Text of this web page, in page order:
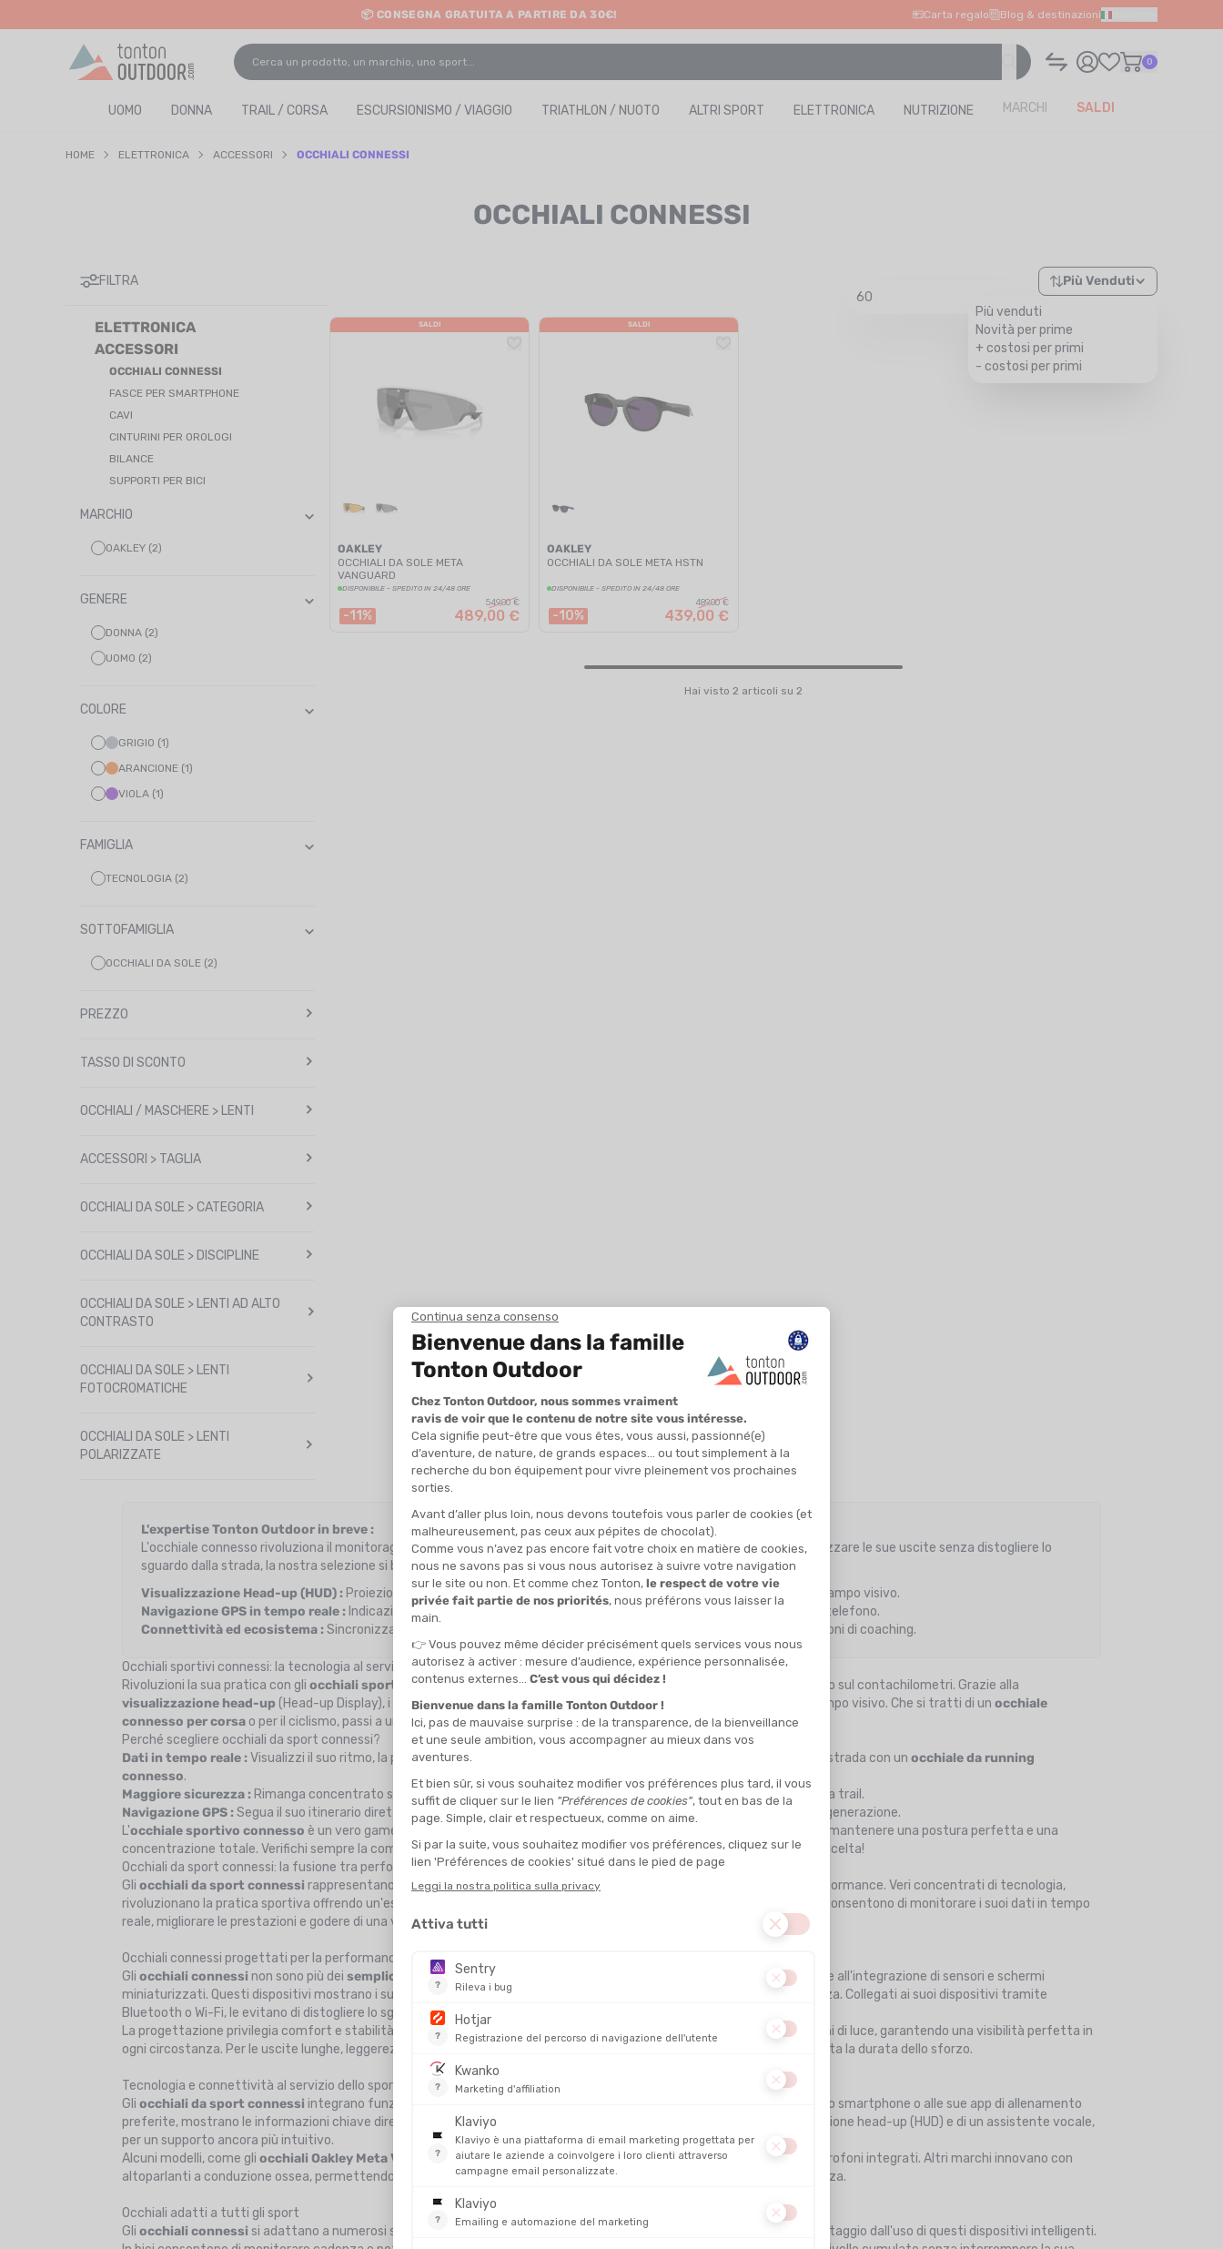
content
📦 CONSEGNA GRATUITA A PARTIRE DA 30€! Carta regalo Blog & destinazioni Italiano
0
UOMO DONNA TRAIL / CORSA ESCURSIONISMO / VIAGGIO TRIATHLON / NUOTO ALTRI SPORT ELETTRONICA NUTRIZIONE MARCHI SALDI
HOME ELETTRONICA ACCESSORI OCCHIALI CONNESSI
OCCHIALI CONNESSI
FILTRA
60
Più Venduti
Più venduti
Novità per prime
+ costosi per primi
- costosi per primi
ELETTRONICA
ACCESSORI
OCCHIALI CONNESSI
FASCE PER SMARTPHONE
CAVI
CINTURINI PER OROLOGI
BILANCE
SUPPORTI PER BICI
MARCHIO
OAKLEY (2)
GENERE
DONNA (2)
UOMO (2)
COLORE
GRIGIO (1)
ARANCIONE (1)
VIOLA (1)
FAMIGLIA
TECNOLOGIA (2)
SOTTOFAMIGLIA
OCCHIALI DA SOLE (2)
PREZZO
TASSO DI SCONTO
OCCHIALI / MASCHERE > LENTI
ACCESSORI > TAGLIA
OCCHIALI DA SOLE > CATEGORIA
OCCHIALI DA SOLE > DISCIPLINE
OCCHIALI DA SOLE > LENTI AD ALTO
CONTRASTO
OCCHIALI DA SOLE > LENTI
FOTOCROMATICHE
OCCHIALI DA SOLE > LENTI
POLARIZZATE
SALDI
OAKLEY
OCCHIALI DA SOLE META
VANGUARD
DISPONIBILE - SPEDITO IN 24/48 ORE
-11%
549,00 €
489,00 €
SALDI
OAKLEY
OCCHIALI DA SOLE META HSTN
DISPONIBILE - SPEDITO IN 24/48 ORE
-10%
489,00 €
439,00 €
Hai visto 2 articoli su 2
L'expertise Tonton Outdoor in breve :
L'occhiale connesso rivoluziona il monitoraggio delle prestazioni mostrando i dati direttamente sulla lente. Per ottimizzare le sue uscite senza distogliere lo
sguardo dalla strada, la nostra selezione si basa su tre assi tecnologici :
Visualizzazione Head-up (HUD) : Proiezione delle sue metriche (velocità, distanza, dislivello) direttamente nel suo campo visivo.
Navigazione GPS in tempo reale : Indicazioni a frecce per seguire i suoi tracciati GPX senza consultare l'orologio o il telefono.
Connettività ed ecosistema :Sincronizzazione immediata con i suoi sensori di potenza, fasce cardiache e applicazioni di coaching.
Occhiali sportivi connessi: la tecnologia al servizio della sua performance
Rivoluzioni la sua pratica con gliocchiali sportivi connessi. Finito il tempo in cui doveva abbassare gli occhi sull'orologio o sul contachilometri. Grazie alla
visualizzazione head-up (Head-up Display), i suoi dati di allenamento appaiono in tempo reale direttamente nel suo campo visivo. Che si tratti di unocchiale
connesso per corsa o per il ciclismo, passi a una marcia superiore.
Perché scegliere occhiali da sport connessi?
Dati in tempo reale :Visualizzi il suo ritmo, la potenza, il battito cardiaco e la distanza senza distogliere lo sguardo dalla strada con unocchiale da running
connesso.
Maggiore sicurezza : Rimanga concentrato sull'ambiente circostante, particolarmente in gruppo o su percorsi tecnici da trail.
Navigazione GPS :Segua il suo itinerario direttamente sulle lenti con i nostri modelli diocchiali connessi GPS
di ultima generazione.
L'occhiale sportivo connesso è un vero game-changer per le ripetute o la gestione del passo in maratona. Permette di mantenere una postura perfetta e una
concentrazione totale. Verifichi sempre la compatibilità Bluetooth/ANT+ con i suoi sensori attuali prima di effettuare la scelta!
Occhiali da sport connessi: la fusione tra performance e tecnologia
Gliocchiali da sport connessi rappresentano una nuova generazione di equipaggiamento che unisce innovazione e performance. Veri concentrati di tecnologia,
rivoluzionano la pratica sportiva offrendo un'esperienza immersiva e intelligente. Grazie alle loro funzionalità avanzate, consentono di monitorare i suoi dati in tempo
reale, migliorare le prestazioni e godere di una visibilità ottimale, sia sotto il sole che in condizioni di luce variabile.
Occhiali connessi progettati per la performance
Gliocchiali connessi non sono più deisemplici occhiali sportivi classici
. Diventano un vero alleato per gli sportivi grazie all'integrazione di sensori e schermi
miniaturizzati. Questi dispositivi mostrano i suoi dati essenziali: velocità, frequenza cardiaca, distanza percorsa o potenza. Collegati ai suoi dispositivi tramite
Bluetooth o Wi-Fi, le evitano di distogliere lo sguardo dal suo obiettivo.
La progettazione privilegia comfort e stabilità. Montature ultra-leggere e lenti fotocromatiche si adattano alle variazioni di luce, garantendo una visibilità perfetta in
ogni circostanza. Per le uscite lunghe, leggerezza e ventilazione ottimizzata assicurano un indosso confortevole per tutta la durata dello sforzo.
Tecnologia e connettività al servizio dello sport
Gliocchiali da sport connessi integrano funzionalità che trasformano la sua pratica. Collegati al suo orologio GPS, al suo smartphone o alle sue app di allenamento
preferite, mostrano le informazioni chiave direttamente nel suo campo visivo. Alcune versioni sono dotate di visualizzazione head-up (HUD) e di un assistente vocale,
per un supporto ancora più intuitivo.
Alcuni modelli, come gliocchiali Oakley Meta Vanguard connessi, spingono oltre con sistemi di realtà aumentata e microfoni integrati. Altri marchi innovano con
altoparlanti a conduzione ossea, permettendo di ascoltare musica o ricevere chiamate senza compromettere la sicurezza.
Occhiali adatti a tutti gli sport
Gliocchiali connessi si adattano a numerosi sport: trail running golf
. Ogni disciplina trae vantaggio dall'uso di questi dispositivi intelligenti.